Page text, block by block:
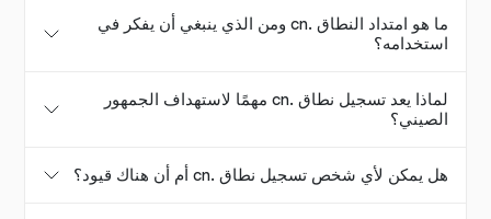
ما هو امتداد النطاق .cn ومن الذي ينبغي أن يفكر في
استخدامه؟
لماذا يعد تسجيل نطاق .cn مهمًا لاستهداف الجمهور
الصيني؟
هل يمكن لأي شخص تسجيل نطاق .cn أم أن هناك قيود؟